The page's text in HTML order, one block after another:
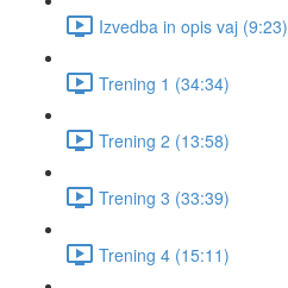
Izvedba in opis vaj (9:23)
Trening 1 (34:34)
Trening 2 (13:58)
Trening 3 (33:39)
Trening 4 (15:11)